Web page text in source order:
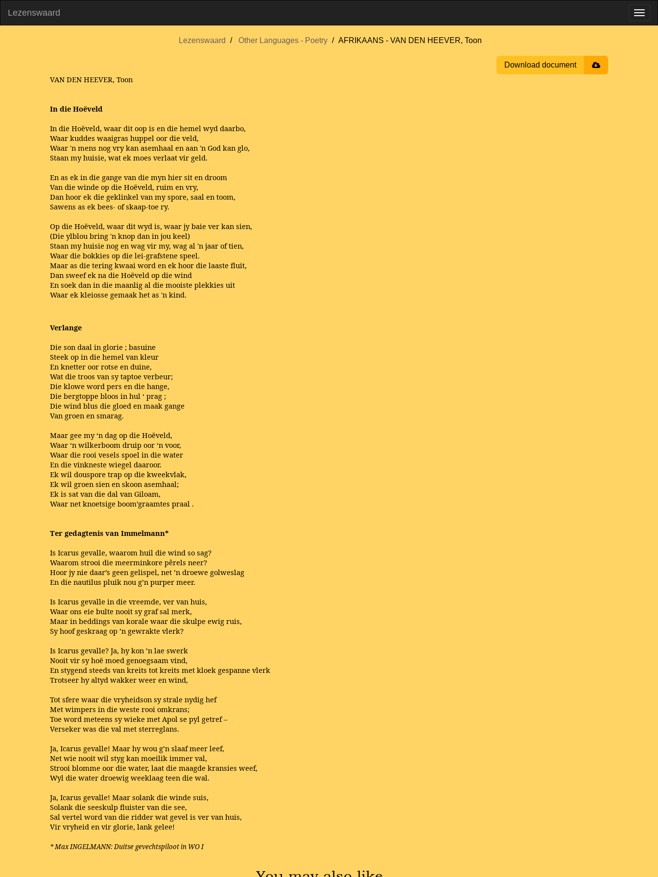
Lezenswaard
Lezenswaard Other Languages - Poetry AFRIKAANS - VAN DEN HEEVER, Toon
Download document
VAN DEN HEEVER, Toon
In die Hoëveld
In die Hoëveld, waar dit oop is en die hemel wyd daarbo,
Waar kuddes waaigras huppel oor die veld,
Waar 'n mens nog vry kan asemhaal en aan 'n God kan glo,
Staan my huisie, wat ek moes verlaat vir geld.
En as ek in die gange van die myn hier sit en droom
Van die winde op die Hoëveld, ruim en vry,
Dan hoor ek die geklinkel van my spore, saal en toom,
Sawens as ek bees- of skaap-toe ry.
Op die Hoëveld, waar dit wyd is, waar jy baie ver kan sien,
(Die ylblou bring 'n knop dan in jou keel)
Staan my huisie nog en wag vir my, wag al 'n jaar of tien,
Waar die bokkies op die lei-grafstene speel.
Maar as die tering kwaai word en ek hoor die laaste fluit,
Dan sweef ek na die Hoëveld op die wind
En soek dan in die maanlig al die mooiste plekkies uit
Waar ek kleiosse gemaak het as 'n kind.
Verlange
Die son daal in glorie ; basuine
Steek op in die hemel van kleur
En knetter oor rotse en duine,
Wat die troos van sy taptoe verbeur;
Die klowe word pers en die hange,
Die bergtoppe bloos in hul ‘ prag ;
Die wind blus die gloed en maak gange
Van groen en smarag.
Maar gee my ‘n dag op die Hoëveld,
Waar ‘n wilkerboom druip oor ‘n voor,
Waar die rooi vesels spoel in die water
En die vinkneste wiegel daaroor.
Ek wil douspore trap op die kweekvlak,
Ek wil groen sien en skoon asemhaal;
Ek is sat van die dal van Giloam,
Waar net knoetsige boom’graamtes praal .
Ter gedagtenis van Immelmann*
Is Icarus gevalle, waarom huil die wind so sag?
Waarom strooi die meerminkore pêrels neer?
Hoor jy nie daar’s geen gelispel, net ’n droewe golweslag
En die nautilus pluik nou g’n purper meer.
Is Icarus gevalle in die vreemde, ver van huis,
Waar ons eie bulte nooit sy graf sal merk,
Maar in beddings van korale waar die skulpe ewig ruis,
Sy hoof geskraag op ’n gewrakte vlerk?
Is Icarus gevalle? Ja, hy kon ’n lae swerk
Nooit vir sy hoë moed genoegsaam vind,
En stygend steeds van kreits tot kreits met kloek gespanne vlerk
Trotseer hy altyd wakker weer en wind,
Tot sfere waar die vryheidson sy strale nydig hef
Met wimpers in die weste rooi omkrans;
Toe word meteens sy wieke met Apol se pyl getref –
Verseker was die val met sterreglans.
Ja, Icarus gevalle! Maar hy wou g’n slaaf meer leef,
Net wie nooit wil styg kan moeilik immer val,
Strooi blomme oor die water, laat die maagde kransies weef,
Wyl die water droewig weeklaag teen die wal.
Ja, Icarus gevalle! Maar solank die winde suis,
Solank die seeskulp fluister van die see,
Sal vertel word van die ridder wat gevel is ver van huis,
Vir vryheid en vir glorie, lank gelee!
* Max INGELMANN: Duitse gevechtspiloot in WO I